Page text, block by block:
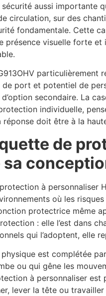
aussi importante
circulation, sur des
fondamentale. Cette
présence visuelle forte
particulièrement
port et potentiel de
secondaire. La
individuelle,
doit être à la
de
à personnaliser
où les
protectrice même
: elle l’est dans
qui l’adoptent, elle
est complétée
ou qui gêne les
à personnaliser est
lever la tête ou